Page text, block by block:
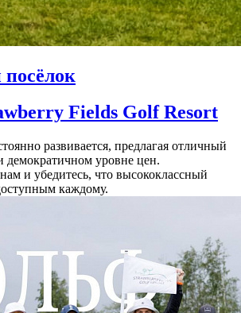
Fields Golf Resort
развивается, предлагая отличный
демократичном уровне цен.
и убедитесь, что высококлассный
каждому.